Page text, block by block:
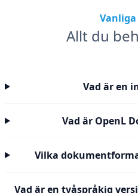
Allt du
Vad är en
Vad är OpenL
Vilka
Vad är en tvåspråkig